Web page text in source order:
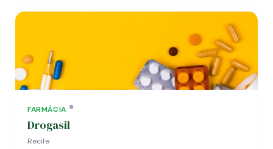
FARMÁCIA
Drogasil
Recife